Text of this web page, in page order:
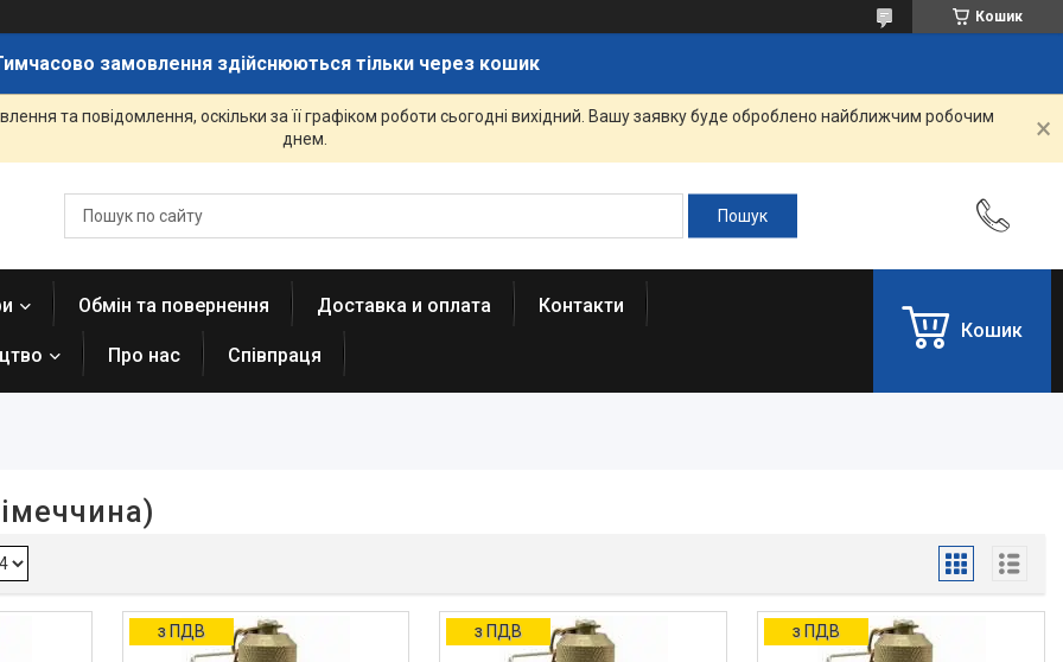
Кошик
замовлення здійснюються тільки через кошик
та повідомлення, оскільки за її графіком роботи сьогодні вихідний. Вашу заявку буде оброблено найближчим робочим
днем.
Обмін та повернення Доставка и оплата Контакти
Про нас Співпраця
Кошик
з ПДВ з ПДВ з ПДВ